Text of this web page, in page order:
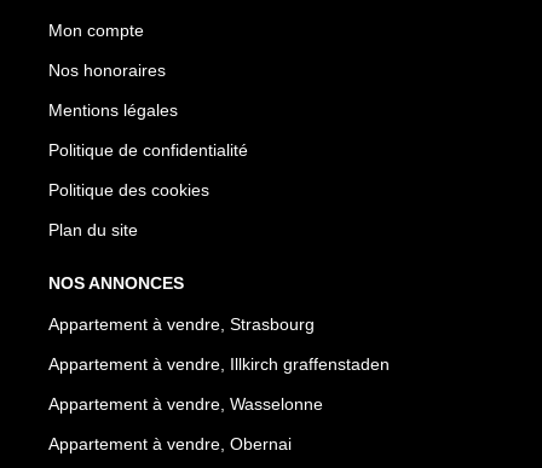
Mon compte
Nos honoraires
Mentions légales
Politique de confidentialité
Politique des cookies
Plan du site
NOS ANNONCES
Appartement à vendre, Strasbourg
Appartement à vendre, Illkirch graffenstaden
Appartement à vendre, Wasselonne
Appartement à vendre, Obernai